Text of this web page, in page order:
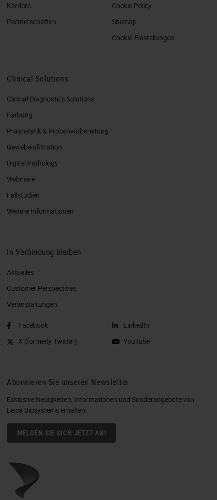
Karriere
Partnerschaften
Cookie Policy
Sitemap
Cookie-Einstellungen
Clinical Solutions
Clinical Diagnostics Solutions
Färbung
Präanalytik & Probenvorbereitung
Gewebeinfiltration
Digital Pathology
Webinare
Fallstudien
Weitere Informationen
In Verbindung bleiben
Aktuelles
Customer Perspectives​
Veranstaltungen
Facebook
X (formerly Twitter)
LinkedIn
YouTube
Abonnieren Sie unseren Newsletter
Exklusive Neuigkeiten, Informationen und Sonderangebote von
Leica Biosystems erhalten
MELDEN SIE SICH JETZT AN!